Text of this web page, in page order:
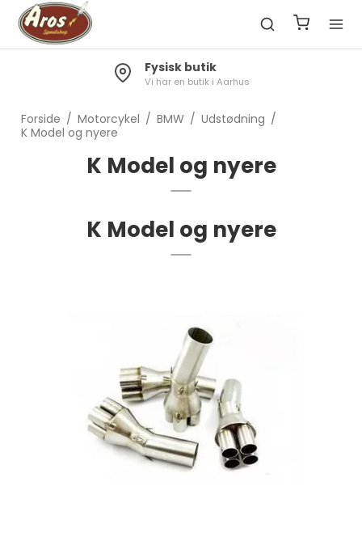
Fysisk butik
Vi har en butik i Aarhus
Forside / Motorcykel / BMW / Udstødning /
K Model og nyere
K Model og nyere
K Model og nyere